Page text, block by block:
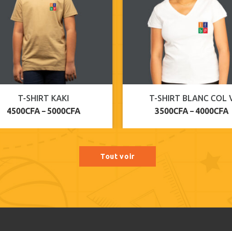
POLO KAKI
5000CFA– 6000CFA
T-SHIRT KAKI
4500CFA– 5000CFA
Tout voir